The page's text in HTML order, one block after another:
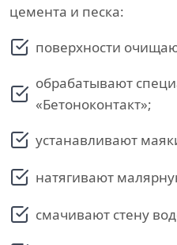
цемента и песка:
поверхности
обрабатывают
«Бетоноконтакт»;
устанавливают
натягивают
смачивают стену